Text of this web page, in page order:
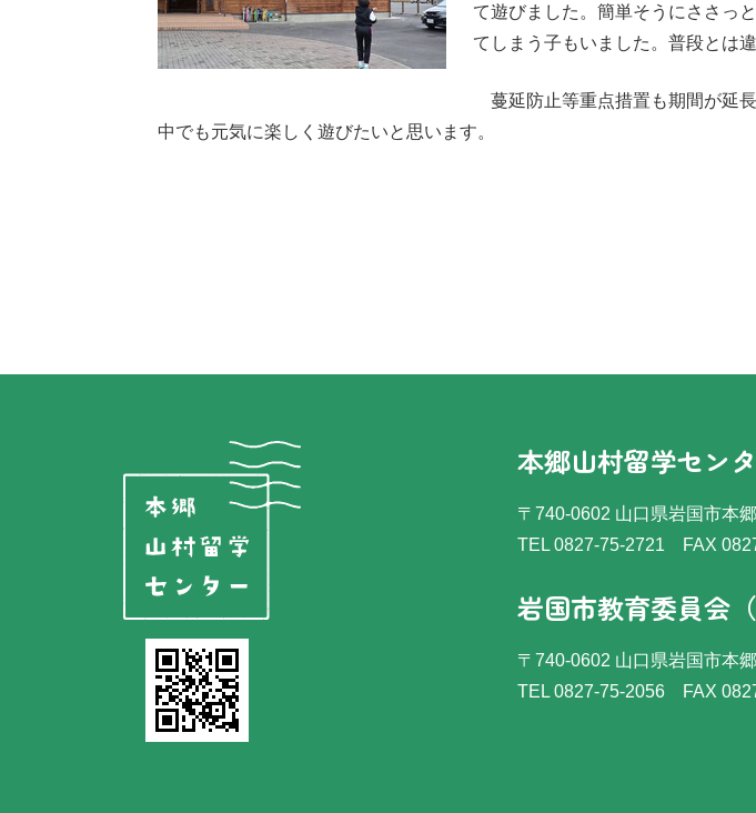
て遊びました。簡単そうにささっ
てしまう子もいました。普段とは
蔓延防止等重点措置も期間が延
中でも元気に楽しく遊びたいと思います。
本郷山村留学セン
〒740-0602 山口県岩国市本
TEL 0827-75-2721 FAX
岩国市教育委員会（
〒740-0602 山口県岩国市本
TEL 0827-75-2056FAX